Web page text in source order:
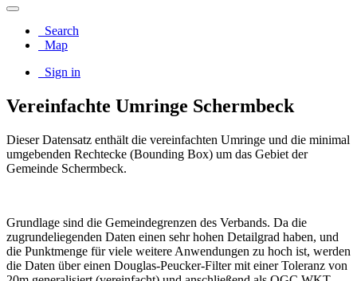
Search
Map
Sign in
Vereinfachte Umringe Schermbeck
Dieser Datensatz enthält die vereinfachten Umringe und die minimal
umgebenden Rechtecke (Bounding Box) um das Gebiet der
Gemeinde Schermbeck.
Grundlage sind die Gemeindegrenzen des Verbands. Da die
zugrundeliegenden Daten einen sehr hohen Detailgrad haben, und
die Punktmenge für viele weitere Anwendungen zu hoch ist, werden
die Daten über einen Douglas-Peucker-Filter mit einer Toleranz von